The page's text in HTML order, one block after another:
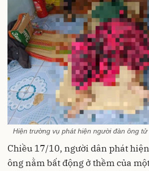
Hiện trường vụ phát hiện người đàn ông
Chiều 17/10, người dân phát
ông nằm bất động ở thềm của